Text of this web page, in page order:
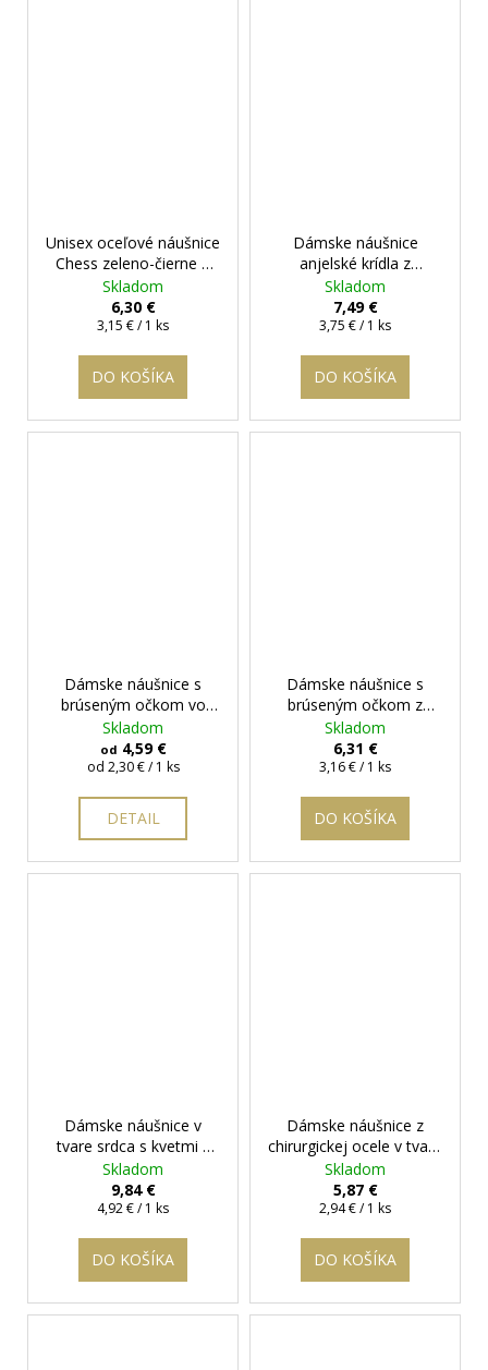
Unisex oceľové náušnice
Chess zeleno-čierne +
darčeková krabička
zadarmo
Skladom
6,30 €
Jednotková
3,15 € / 1 ks
DO KOŠÍKA
Dámske náušnice
anjelské krídla z
chirurgickej ocele
darčeková krabička
zadarmo
Skladom
7,49 €
Jednotková
3,75 € / 1 ks
DO KOŠÍKA
Dámske náušnice s
brúseným očkom vo
farbe šampanského
Skladom
od 4,59 €
Jednotková
od 2,30 € / 1 ks
DETAIL
Dámske náušnice s
brúseným očkom z
ocele -oranžové
darčeková krabička
zadarmo
Skladom
6,31 €
Jednotková
3,16 € / 1 ks
DO KOŠÍKA
Dámske náušnice v
tvare srdca s kvetmi v
zlatej farbe Floriána
darčeková krabička
zadarmo
Skladom
9,84 €
Jednotková
4,92 € / 1 ks
DO KOŠÍKA
Dámske náušnice z
chirurgickej ocele v tvare
hviezdičky+ darčeková
krabička zadarmo
Skladom
5,87 €
Jednotková
2,94 € / 1 ks
DO KOŠÍKA